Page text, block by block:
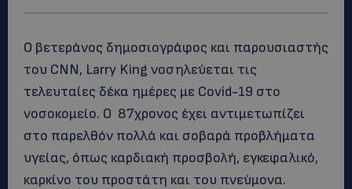
Ο βετεράνος δημοσιογράφος και παρουσιαστής
του CNN, Larry King νοσηλεύεται τις
τελευταίες δέκα ημέρες με Covid-19 στο
νοσοκομείο. Ο 87χρονος έχει αντιμετωπίζει
στο παρελθόν πολλά και σοβαρά προβλήματα
υγείας, όπως καρδιακή προσβολή, εγκεφαλικό,
καρκίνο του προστάτη και του πνεύμονα.